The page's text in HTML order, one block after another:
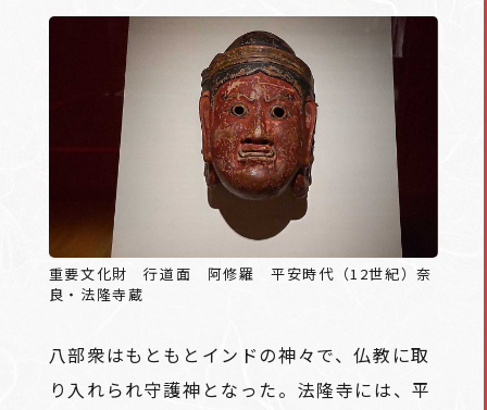
重要文化財 行道面 阿修羅 平安時代（12世紀）奈
良・法隆寺蔵
八部衆はもともとインドの神々で、仏教に取
り入れられ守護神となった。法隆寺には、平